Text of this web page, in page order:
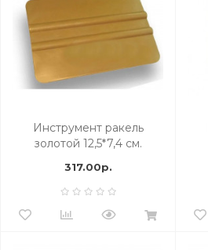
Инструмент ракель
золотой 12,5*7,4 см.
317.00р.